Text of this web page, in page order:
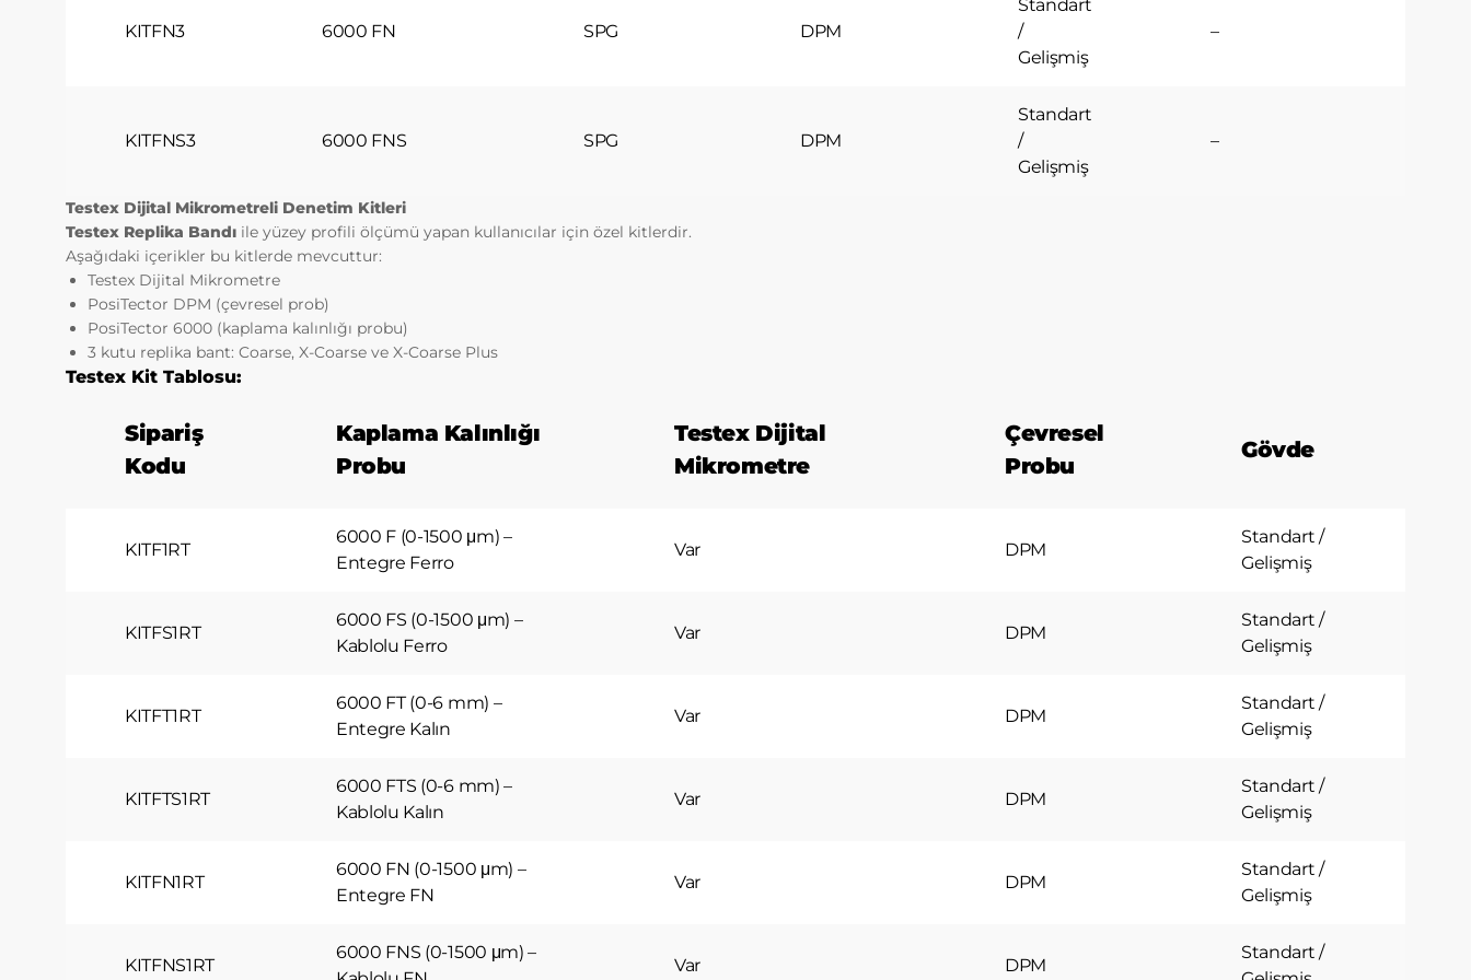
KITFN3 6000 FN SPG DPM
Standart
/
Gelişmiş
–
KITFNS3 6000 FNS SPG DPM
Standart
/
Gelişmiş
–
Testex Dijital Mikrometreli Denetim Kitleri
Testex Replika Bandı ile yüzey profili ölçümü yapan kullanıcılar için özel kitlerdir.
Aşağıdaki içerikler bu kitlerde mevcuttur:
Testex Dijital Mikrometre
PosiTector DPM (çevresel prob)
PosiTector 6000 (kaplama kalınlığı probu)
3 kutu replika bant: Coarse, X-Coarse ve X-Coarse Plus
Testex Kit Tablosu:
Sipariş
Kodu
Kaplama Kalınlığı
Probu
Testex Dijital
Mikrometre
Çevresel
Probu
Gövde
KITF1RT
6000 F (0-1500 μm) –
Entegre Ferro
Var DPM
Standart /
Gelişmiş
KITFS1RT
6000 FS (0-1500 μm) –
Kablolu Ferro
Var DPM
Standart /
Gelişmiş
KITFT1RT
6000 FT (0-6 mm) –
Entegre Kalın
Var DPM
Standart /
Gelişmiş
KITFTS1RT
6000 FTS (0-6 mm) –
Kablolu Kalın
Var DPM
Standart /
Gelişmiş
KITFN1RT
6000 FN (0-1500 μm) –
Entegre FN
Var DPM
Standart /
Gelişmiş
KITFNS1RT
6000 FNS (0-1500 μm) –
Var DPM
Standart /